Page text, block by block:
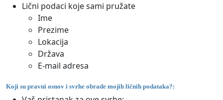
Lični podaci koje sami pružate
Ime
Prezime
Lokacija
Država
E-mail adresa
Koji su pravni osnov i svrhe obrade mojih ličnih podataka?: